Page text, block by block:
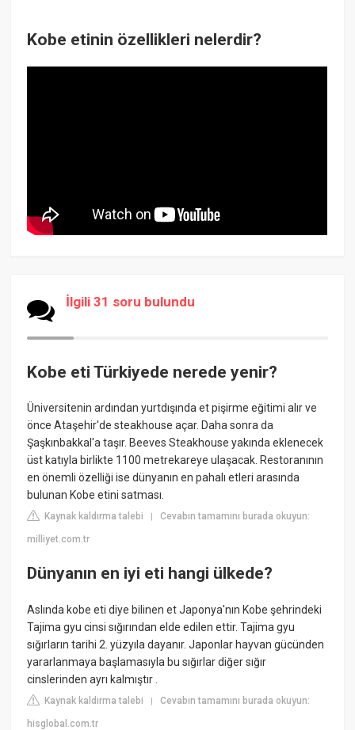
Kobe etinin özellikleri nelerdir?
İlgili 31 soru bulundu
Kobe eti Türkiyede nerede yenir?
Üniversitenin ardından yurtdışında et pişirme eğitimi alır ve
önce Ataşehir'de steakhouse açar. Daha sonra da
Şaşkınbakkal'a taşır. Beeves Steakhouse yakında eklenecek
üst katıyla birlikte 1100 metrekareye ulaşacak. Restoranının
en önemli özelliği ise dünyanın en pahalı etleri arasında
bulunan Kobe etini satması.
Kaynak kaldırma talebi |Cevabın tamamını burada okuyun:
milliyet.com.tr
Dünyanın en iyi eti hangi ülkede?
Aslında kobe eti diye bilinen et Japonya'nın Kobe şehrindeki
Tajima gyu cinsi sığırından elde edilen ettir. Tajima gyu
sığırların tarihi 2. yüzyıla dayanır. Japonlar hayvan gücünden
yararlanmaya başlamasıyla bu sığırlar diğer sığır
cinslerinden ayrı kalmıştır .
Kaynak kaldırma talebi |Cevabın tamamını burada okuyun:
hisglobal.com.tr